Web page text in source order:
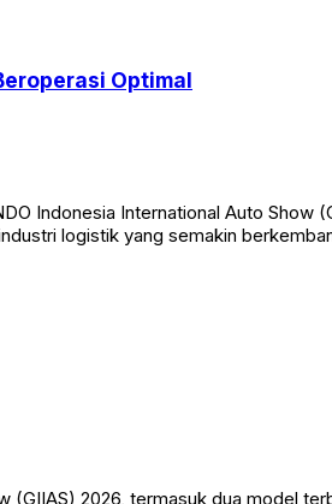
Optimal
Indonesia International Auto Show
logistik yang semakin
2026, termasuk dua model